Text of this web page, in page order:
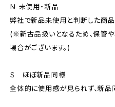
Ｎ 未使用・新品
弊社で新品未使用と判断した商品
(※新古品扱いとなるため、保管
場合がございます。)
Ｓ ほぼ新品同様
全体的に使用感が見られず、新品